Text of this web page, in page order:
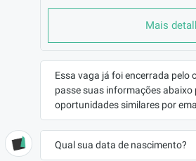
empresas e clientes de
Nosso Propósito
Inovar a forma como o
complexos através de
(Voz, Chat e IA), sempre
Mais
Essa vaga já foi encerrada
passe suas informações abaixo
oportunidades similares por
Qual sua data de nascimento?